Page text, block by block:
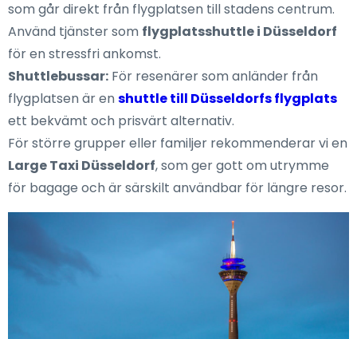
som går direkt från flygplatsen till stadens centrum.
Använd tjänster som flygplatsshuttle i Düsseldorf
för en stressfri ankomst.
Shuttlebussar: För resenärer som anländer från
flygplatsen är enshuttle till Düsseldorfs flygplats
ett bekvämt och prisvärt alternativ.
För större grupper eller familjer rekommenderar vi en
Large Taxi Düsseldorf, som ger gott om utrymme
för bagage och är särskilt användbar för längre resor.